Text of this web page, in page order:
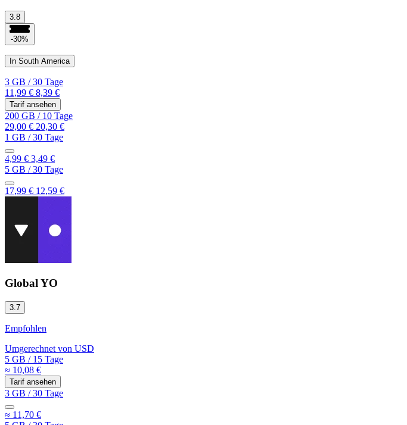
3.8
-30%
In South America
3 GB /30 Tage
11,99 € 8,39 €
Tarif ansehen
200 GB /10 Tage
29,00 € 20,30 €
1 GB /30 Tage
4,99 € 3,49 €
5 GB /30 Tage
17,99 € 12,59 €
Global YO
3.7
Empfohlen
Umgerechnet von USD
5 GB /15 Tage
≈ 10,08 €
Tarif ansehen
3 GB /30 Tage
≈ 11,70 €